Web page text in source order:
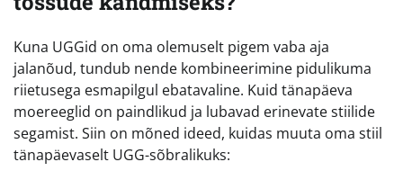
Kuna UGGid on oma olemuselt pigem vaba aja
jalanõud, tundub nende kombineerimine pidulikuma
riietusega esmapilgul ebatavaline. Kuid tänapäeva
moereeglid on paindlikud ja lubavad erinevate stiilide
segamist. Siin on mõned ideed, kuidas muuta oma stiil
tänapäevaselt UGG-sõbralikuks: